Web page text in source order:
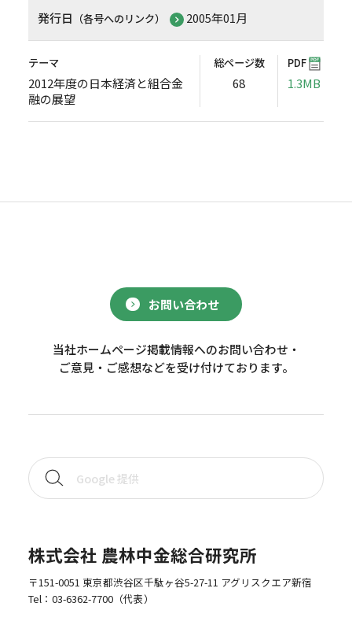
発行日 （各号へのリンク） 2005年01月
テーマ
2012年度の日本経済と組合金
融の展望
総ページ数
68
PDF
1.3MB
お問い合わせ
当社ホームページ掲載情報へのお問い合わせ・
ご意見・ご感想などを受け付けております。
株式会社 農林中金総合研究所
〒151-0051 東京都渋谷区千駄ヶ谷5-27-11 アグリスクエア新宿
Tel： 03-6362-7700（代表）